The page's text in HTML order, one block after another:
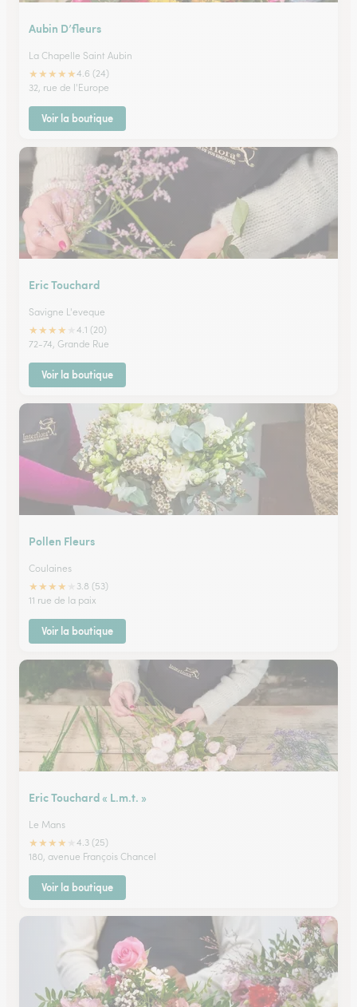
Aubin D’fleurs
La Chapelle Saint Aubin
★★★★★4.6 (24)
32, rue de l'Europe
Voir la boutique
Eric Touchard
Savigne L'eveque
★★★★
4.1 (20)
72-74, Grande Rue
Voir la boutique
Pollen Fleurs
Coulaines
★★★★
3.8 (53)
11 rue de la paix
Voir la boutique
Eric Touchard « L.m.t. »
Le Mans
★★★★
4.3 (25)
180, avenue François Chancel
Voir la boutique